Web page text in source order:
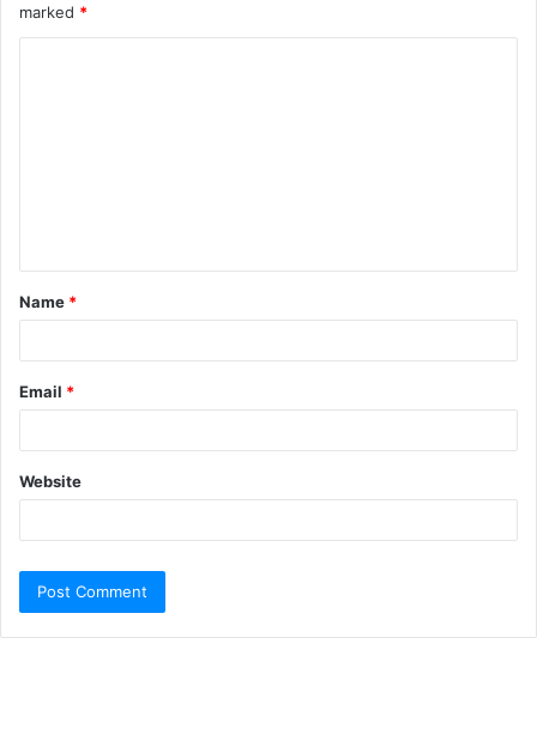
marked *
Name *
Email *
Website